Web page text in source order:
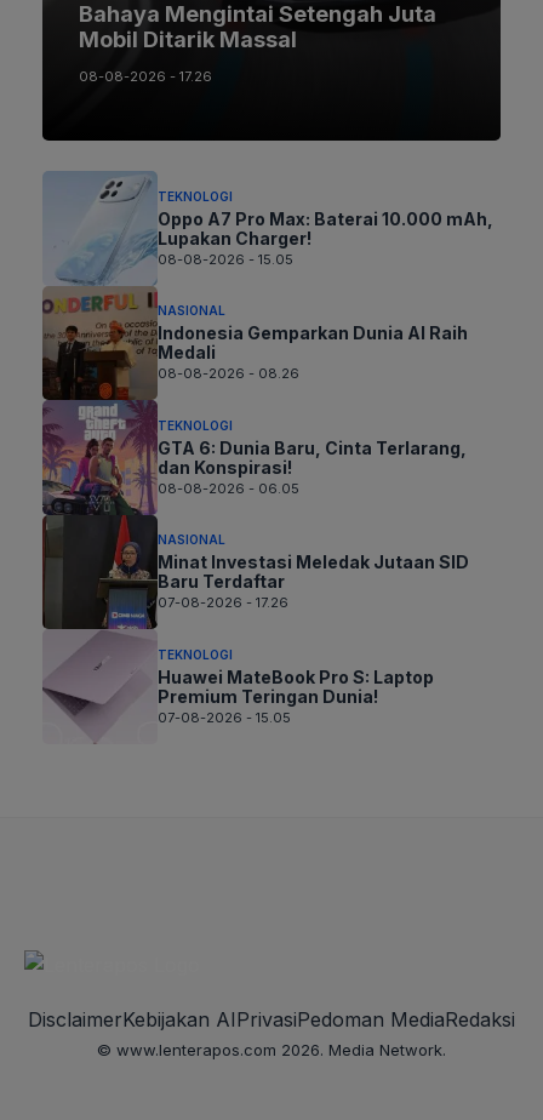
Bahaya Mengintai Setengah Juta
Mobil Ditarik Massal
08-08-2026 - 17.26
TEKNOLOGI
Oppo A7 Pro Max: Baterai 10.000 mAh,
Lupakan Charger!
08-08-2026 - 15.05
NASIONAL
Indonesia Gemparkan Dunia AI Raih
Medali
08-08-2026 - 08.26
TEKNOLOGI
GTA 6: Dunia Baru, Cinta Terlarang,
dan Konspirasi!
08-08-2026 - 06.05
NASIONAL
Minat Investasi Meledak Jutaan SID
Baru Terdaftar
07-08-2026 - 17.26
TEKNOLOGI
Huawei MateBook Pro S: Laptop
Premium Teringan Dunia!
07-08-2026 - 15.05
DisclaimerKebijakan AIPrivasiPedoman MediaRedaksi
© www.lenterapos.com 2026. Media Network.